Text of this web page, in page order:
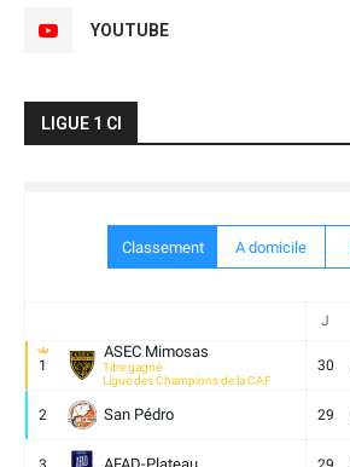
YOUTUBE
LIGUE 1 CI
Classement A domicile
J
1
ASEC Mimosas
Titre gagné
Ligue des Champions de la CAF
30
2 San Pédro 29